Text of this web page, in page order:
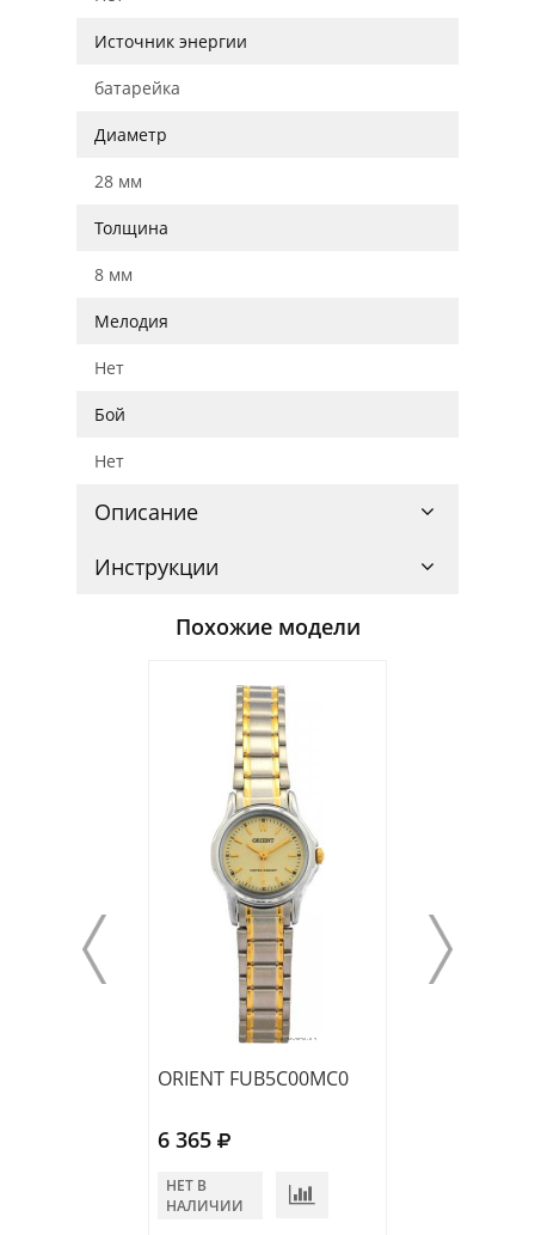
Источник энергии
батарейка
Диаметр
28 мм
Толщина
8 мм
Мелодия
Нет
Бой
Нет
Описание
Инструкции
Похожие модели
ORIENT FUB5C00MC0
6 365
НЕТ В
НАЛИЧИИ